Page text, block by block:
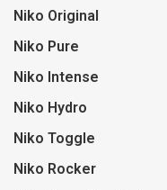
Niko Original
Niko Pure
Niko Intense
Niko Hydro
Niko Toggle
Niko Rocker